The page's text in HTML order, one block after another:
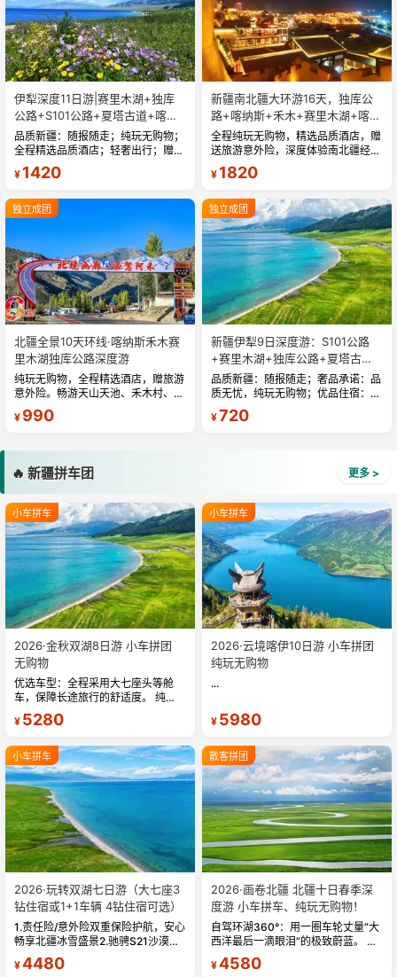
伊犁深度11日游|赛里木湖+独库
公路+S101公路+夏塔古道+喀拉
峻草原+那拉提草原
品质新疆：随报随走；纯玩无购物；
全程精选品质酒店；轻奢出行；赠送
旅游意外险；玩透新疆经典景区。...
¥ 1420
新疆南北疆大环游16天，独库公
路+喀纳斯+禾木+赛里木湖+喀什
古城全景深度游
全程纯玩无购物，精选品质酒店，赠
送旅游意外险，深度体验南北疆经典
景点：天山天池、葡萄沟、火焰山、
喀纳斯、禾木、魔鬼城、赛里木湖、
¥ 1820
独立成团
北疆全景10天环线·喀纳斯禾木赛
里木湖独库公路深度游
纯玩无购物，全程精选酒店，赠旅游
意外险。畅游天山天池、禾木村、喀
纳斯、五彩滩、乌尔禾魔鬼城、赛里
木湖、那拉提空中草原、独库公路北
¥ 990
独立成团
新疆伊犁9日深度游：S101公路
+赛里木湖+独库公路+夏塔古道
+那拉提草原
品质新疆：随报随走；奢品承诺：品
质无忧，纯玩无购物；优品住宿：全
程精选品质酒店；轻奢出行：旅游空
调车；美食新疆：全程酒店含早餐；
¥720
🔥 新疆拼车团 更多 >
小车拼车
2026·金秋双湖8日游 小车拼团
无购物
优选车型：全程采用大七座头等舱
车，保障长途旅行的舒适度。 纯玩
无套路：全程无旅行社安排的购物
点，游玩更纯粹。 深度北疆：串联
园、阿...
¥ 5280
小车拼车
2026·云境喀伊10日游 小车拼团
纯玩无购物
...
¥ 5980
小车拼车
2026·玩转双湖七日游（大七座3
钻住宿或1+1车辆 4钻住宿可选）
1.责任险/意外险双重保险护航，安心
畅享北疆冰雪盛景2.驰骋S21沙漠公
路，邂逅北疆别样冬韵3.两晚景区住
宿，沉浸北疆冬日 静谧时光4.禾木
¥4480
散客拼团
2026·画卷北疆 北疆十日春季深
度游 小车拼车、纯玩无购物！
自驾环湖360°：用一圈车轮丈量“大
西洋最后一滴眼泪”的极致蔚蓝。 赛
湖旅拍：甄选多款风格服饰，9张精
修美照，定格赛里木湖绝美瞬间。
¥4580